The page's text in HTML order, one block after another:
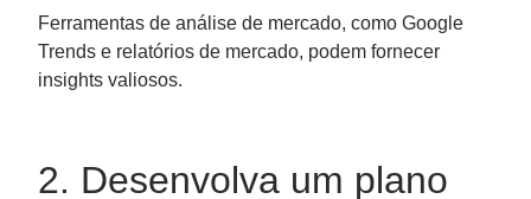
Ferramentas de análise de mercado, como Google
Trends e relatórios de mercado, podem fornecer
insights valiosos.
2. Desenvolva um plano